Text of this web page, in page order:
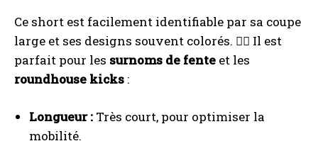
Ce short est facilement identifiable par sa coupe
large et ses designs souvent colorés. 🤼‍♂️ Il est
parfait pour les surnoms de fente et les
roundhouse kicks :
Longueur : Très court, pour optimiser la
mobilité.